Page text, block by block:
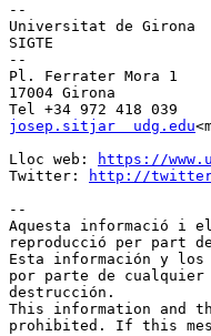
--
Universitat de Girona
SIGTE
--
Pl. Ferrater Mora 1
17004 Girona
josep.sitjar  udg.edu
Lloc web:
https://
Twitter:
http://
--
Aquesta informació i
reproducció per part
Esta información y
por parte de cualquier
destrucción.
This information and
prohibited. If this